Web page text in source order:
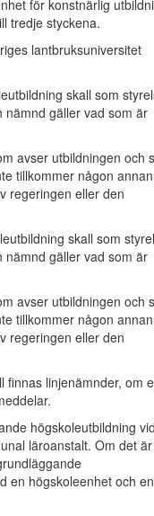
för konstnärlig
tredje styckena.
lantbruksuniversitet
skall som
nämnd gäller vad som är
avser utbildningen och
tillkommer någon annan
regeringen eller den
skall som
nämnd gäller vad som är
avser utbildningen och
tillkommer någon annan
regeringen eller den
finnas linjenämnder, om
högskoleutbildning
läroanstalt. Om det är
en högskoleenhet och en